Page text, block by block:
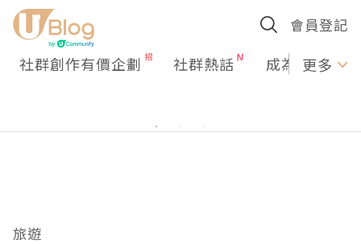
會員登記
社群創作有價企劃 社群熱話 成為U更多
旅遊